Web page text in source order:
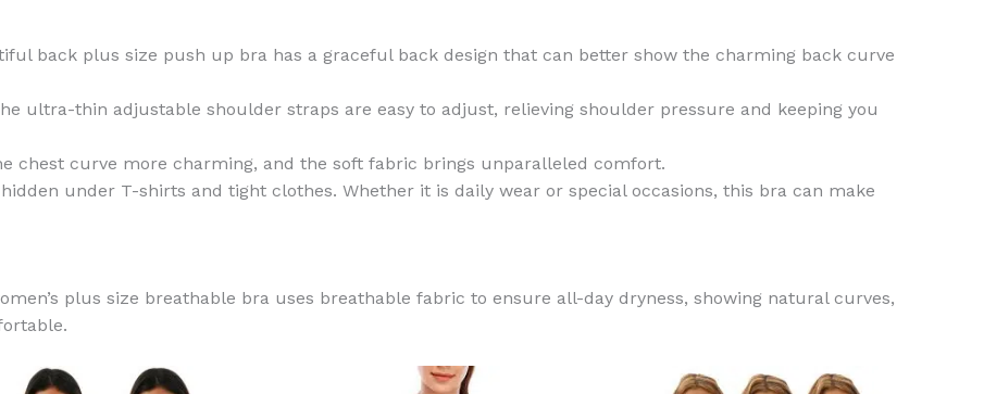
back plus size push up bra has a graceful back design that can better show the charming back curve
ultra-thin adjustable shoulder straps are easy to adjust, relieving shoulder pressure and keeping you
chest curve more charming, and the soft fabric brings unparalleled comfort.
under T-shirts and tight clothes. Whether it is daily wear or special occasions, this bra can make
plus size breathable bra uses breathable fabric to ensure all-day dryness, showing natural curves,
Этот
Этот